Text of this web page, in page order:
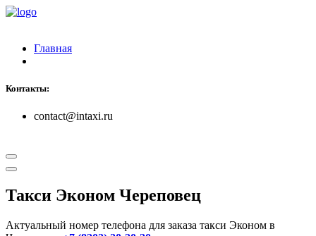
Главная
Контакты:
contact@intaxi.ru
Такси Эконом Череповец
Актуальный номер телефона для заказа такси Эконом в